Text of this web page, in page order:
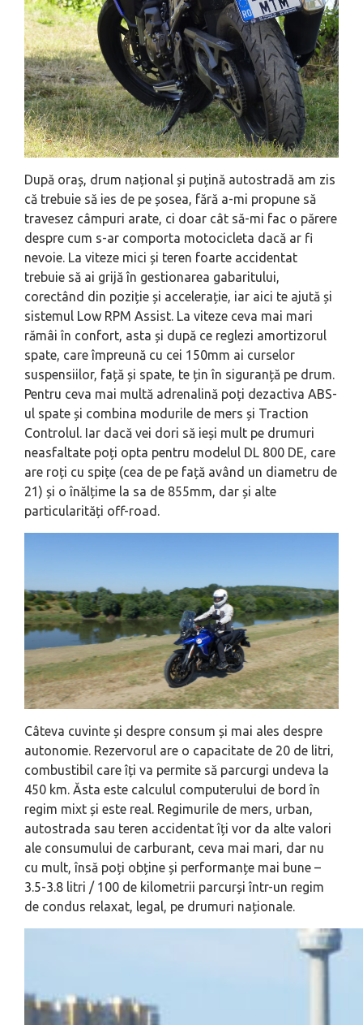
După oraș, drum național și puțină autostradă am zis
că trebuie să ies de pe șosea, fără a-mi propune să
travesez câmpuri arate, ci doar cât să-mi fac o părere
despre cum s-ar comporta motocicleta dacă ar fi
nevoie. La viteze mici și teren foarte accidentat
trebuie să ai grijă în gestionarea gabaritului,
corectând din poziție și accelerație, iar aici te ajută și
sistemul Low RPM Assist. La viteze ceva mai mari
rămâi în confort, asta și după ce reglezi amortizorul
spate, care împreună cu cei 150mm ai curselor
suspensiilor, față și spate, te țin în siguranță pe drum.
Pentru ceva mai multă adrenalină poți dezactiva ABS-
ul spate și combina modurile de mers și Traction
Controlul. Iar dacă vei dori să ieși mult pe drumuri
neasfaltate poți opta pentru modelul DL 800 DE, care
are roți cu spițe (cea de pe față având un diametru de
21) și o înălțime la sa de 855mm, dar și alte
particularități off-road.
Câteva cuvinte și despre consum și mai ales despre
autonomie. Rezervorul are o capacitate de 20 de litri,
combustibil care îți va permite să parcurgi undeva la
450 km. Ăsta este calculul computerului de bord în
regim mixt și este real. Regimurile de mers, urban,
autostrada sau teren accidentat îți vor da alte valori
ale consumului de carburant, ceva mai mari, dar nu
cu mult, însă poți obține și performanțe mai bune –
3.5-3.8 litri / 100 de kilometrii parcurși într-un regim
de condus relaxat, legal, pe drumuri naționale.